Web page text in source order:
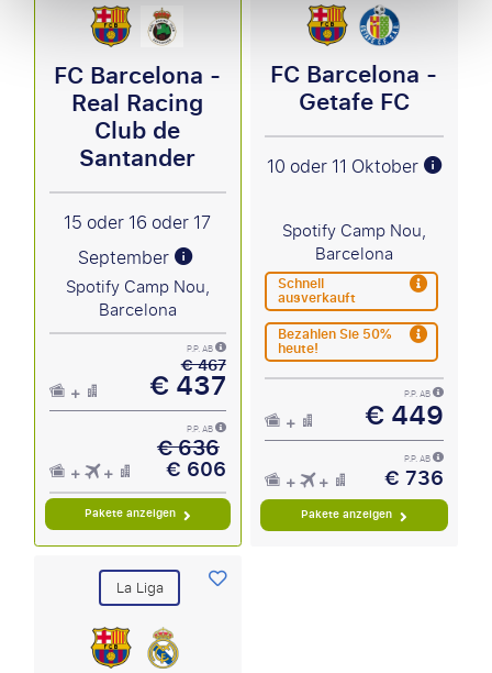
FC Barcelona -
Real Racing
Club de
Santander
15 oder 16 oder 17
September
Spotify Camp Nou,
Barcelona
P.P. AB
€ 467
€ 437
P.P. AB
€ 636
€ 606
Pakete anzeigen
FC Barcelona -
Getafe FC
10 oder 11 Oktober
Spotify Camp Nou,
Barcelona
Schnell
ausverkauft
Bezahlen Sie 50%
heute!
P.P. AB
€ 449
P.P. AB
€ 736
Pakete anzeigen
La Liga